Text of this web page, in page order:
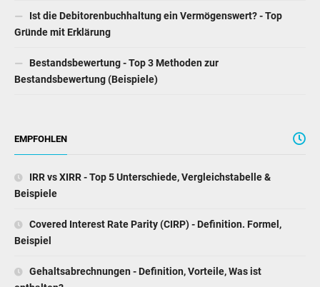
Ist die Debitorenbuchhaltung ein Vermögenswert? - Top
Gründe mit Erklärung
Bestandsbewertung - Top 3 Methoden zur
Bestandsbewertung (Beispiele)
EMPFOHLEN
IRR vs XIRR - Top 5 Unterschiede, Vergleichstabelle &
Beispiele
Covered Interest Rate Parity (CIRP) - Definition. Formel,
Beispiel
Gehaltsabrechnungen - Definition, Vorteile, Was ist